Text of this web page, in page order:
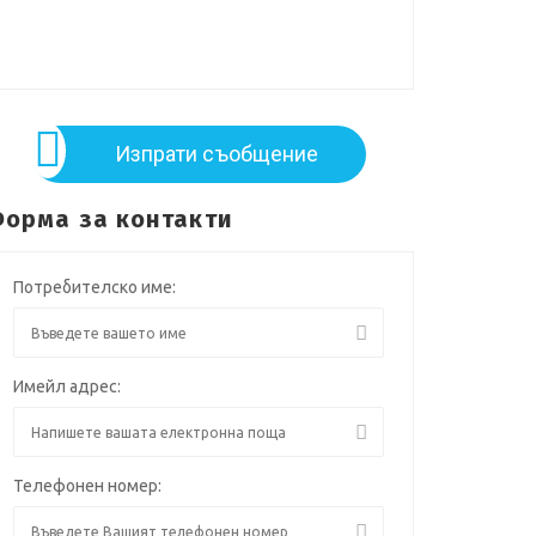
Изпрати съобщение
за контакти
Потребителско име:
Имейл адрес:
Телефонен номер: